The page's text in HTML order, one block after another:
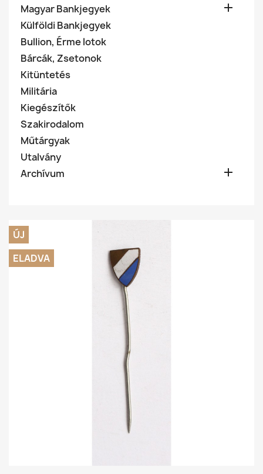
Magyar Bankjegyek

Külföldi Bankjegyek
Bullion, Érme lotok
Bárcák, Zsetonok
Kitüntetés
Militária
Kiegészítők
Szakirodalom
Műtárgyak
Utalvány
Archívum

ÚJ
ELADVA